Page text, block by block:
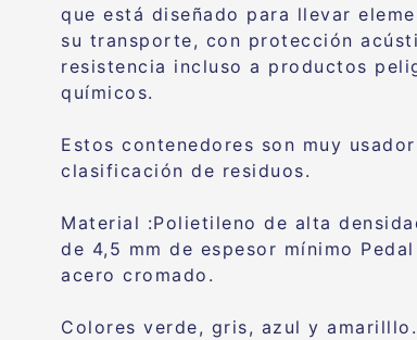
que está diseñado para llevar
su transporte, con protección
resistencia incluso a productos
químicos.
Estos contenedores son muy
clasificación de residuos.
Material :Polietileno de alta
de 4,5 mm de espesor mínimo
acero cromado.
Colores verde, gris, azul y amarilllo.